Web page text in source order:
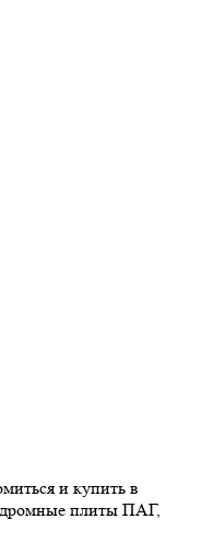
и купить в
плиты ПАГ,